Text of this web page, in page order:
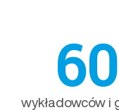
wykładowców i
60